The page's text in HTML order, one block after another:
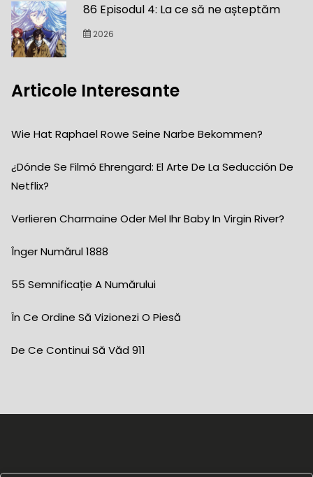
86 Episodul 4: La ce să ne așteptăm
2026
Articole Interesante
Wie Hat Raphael Rowe Seine Narbe Bekommen?
¿Dónde Se Filmó Ehrengard: El Arte De La Seducción De
Netflix?
Verlieren Charmaine Oder Mel Ihr Baby In Virgin River?
Înger Numărul 1888
55 Semnificație A Numărului
În Ce Ordine Să Vizionezi O Piesă
De Ce Continui Să Văd 911